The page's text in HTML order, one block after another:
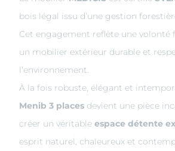
bois légal issu d’une gestion
Cet engagement reflète une volonté
un mobilier extérieur durable et
l’environnement.
À la fois robuste, élégant et
Menib 3 places devient une pièce
créer un véritableespace détente
esprit naturel, chaleureux et